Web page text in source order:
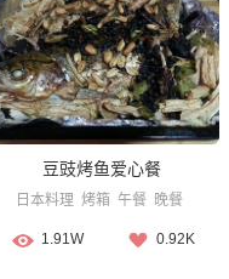
豆豉烤鱼爱心餐
日本料理 烤箱 午餐 晚餐
1.91W 0.92K